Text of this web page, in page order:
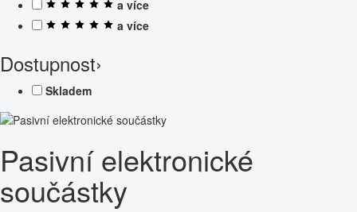
a více
a více
Dostupnost›
Skladem
Pasivní elektronické
součástky